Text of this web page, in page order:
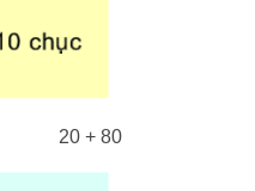
+ 80